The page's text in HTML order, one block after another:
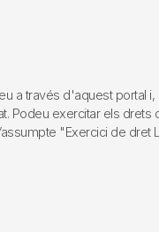
a través d'aquest portal
Podeu exercitar els drets
"Exercici de dret